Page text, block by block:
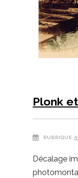
Plonk
RUBRIQUE
Décalage